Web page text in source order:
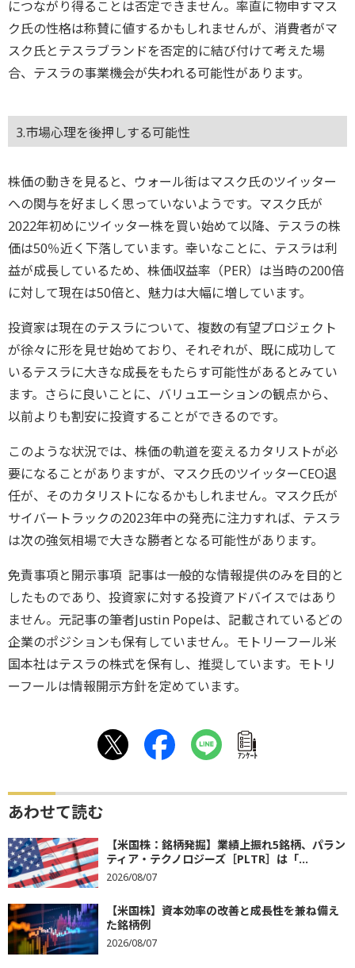
につながり得ることは否定できません。率直に物申すマス
ク氏の性格は称賛に値するかもしれませんが、消費者がマ
スク氏とテスラブランドを否定的に結び付けて考えた場
合、テスラの事業機会が失われる可能性があります。
3.市場心理を後押しする可能性
株価の動きを見ると、ウォール街はマスク氏のツイッター
への関与を好ましく思っていないようです。マスク氏が
2022年初めにツイッター株を買い始めて以降、テスラの株
価は50％近く下落しています。幸いなことに、テスラは利
益が成長しているため、株価収益率（PER）は当時の200倍
に対して現在は50倍と、魅力は大幅に増しています。
投資家は現在のテスラについて、複数の有望プロジェクト
が徐々に形を見せ始めており、それぞれが、既に成功して
いるテスラに大きな成長をもたらす可能性があるとみてい
ます。さらに良いことに、バリュエーションの観点から、
以前よりも割安に投資することができるのです。
このような状況では、株価の軌道を変えるカタリストが必
要になることがありますが、マスク氏のツイッターCEO退
任が、そのカタリストになるかもしれません。マスク氏が
サイバートラックの2023年中の発売に注力すれば、テスラ
は次の強気相場で大きな勝者となる可能性があります。
免責事項と開示事項 記事は一般的な情報提供のみを目的と
したものであり、投資家に対する投資アドバイスではあり
ません。元記事の筆者Justin Popeは、記載されているどの
企業のポジションも保有していません。モトリーフール米
国本社はテスラの株式を保有し、推奨しています。モトリ
ーフールは情報開示方針を定めています。
ｱﾝｹｰﾄ
あわせて読む
【米国株：銘柄発掘】業績上振れ5銘柄、パラン
ティア・テクノロジーズ［PLTR］は「...
2026/08/07
【米国株】資本効率の改善と成長性を兼ね備え
た銘柄例
2026/08/07